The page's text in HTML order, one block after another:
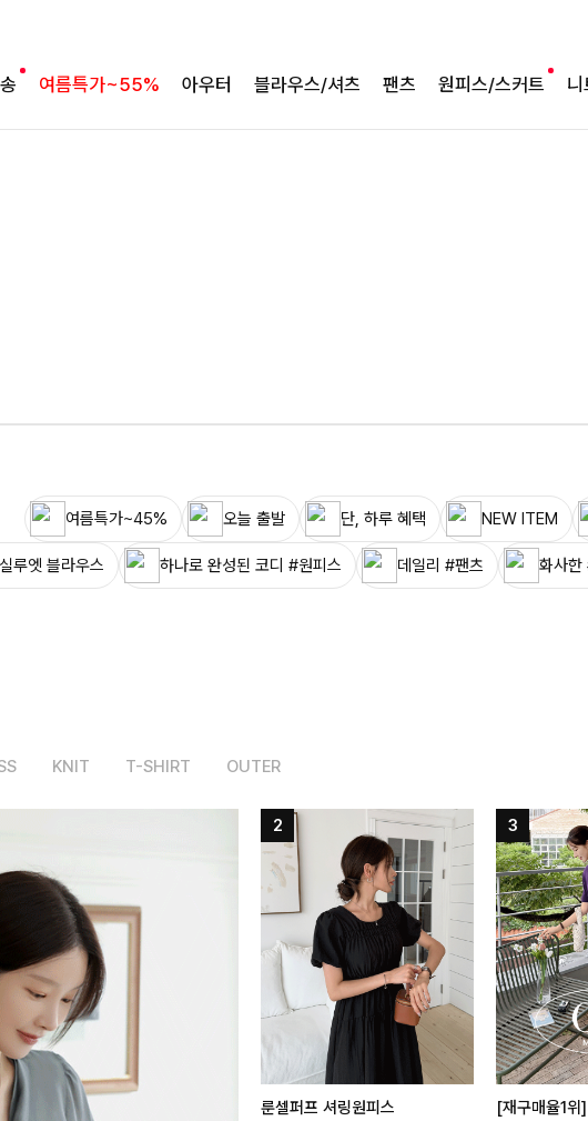
여름특가~55% 아우터 블라우스/셔츠 팬츠 원피스/스커트 니
여름특가~45% 오늘 출발 단, 하루 혜택 NEW ITEM
루엣 블라우스 하나로 완성된 코디 #원피스 데일리 #팬츠 화사한
KNIT T-SHIRT OUTER
룬셀퍼프 셔링원피스